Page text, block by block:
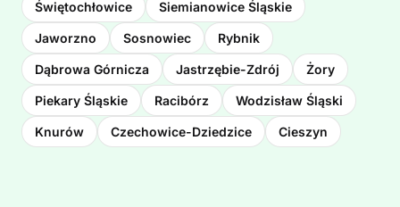
Świętochłowice Siemianowice Śląskie
Jaworzno Sosnowiec Rybnik
Dąbrowa Górnicza Jastrzębie-Zdrój Żory
Piekary Śląskie Racibórz Wodzisław Śląski
Knurów Czechowice-Dziedzice Cieszyn